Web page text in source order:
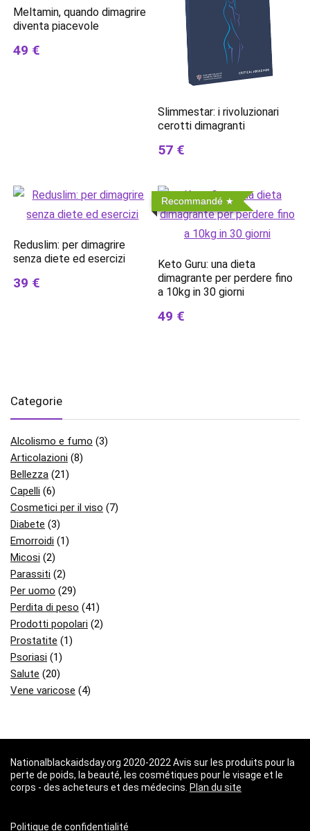
Meltamin, quando dimagrire
diventa piacevole
49 €
Slimmestar: i rivoluzionari
cerotti dimagranti
57 €
Reduslim: per dimagrire
senza diete ed esercizi
39 €
Recommandé
Keto Guru: una dieta
dimagrante per perdere fino
a 10kg in 30 giorni
49 €
Categorie
Alcolismo e fumo (3)
Articolazioni (8)
Bellezza (21)
Capelli (6)
Cosmetici per il viso (7)
Diabete (3)
Emorroidi (1)
Micosi (2)
Parassiti (2)
Per uomo (29)
Perdita di peso (41)
Prodotti popolari (2)
Prostatite (1)
Psoriasi (1)
Salute (20)
Vene varicose (4)
Nationalblackaidsday.org 2020-2022 Avis sur les produits pour la
perte de poids, la beauté, les cosmétiques pour le visage et le
corps - des acheteurs et des médecins. Plan du site
Politique de confidentialité